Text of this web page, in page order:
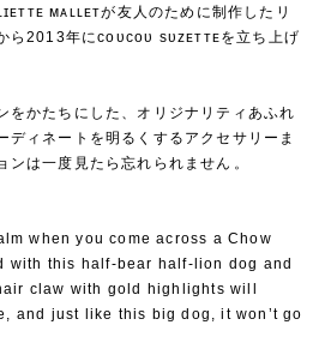
ᴍᴀʟʟᴇᴛが友人のために制作したリ
ら2013年にᴄᴏᴜᴄᴏᴜ sᴜᴢᴇᴛᴛᴇを立ち上げ
をかたちにした、オリジナリティあふれ
ディネートを明るくするアクセサリーま
ンは一度見たら忘れられません⁡。
when you come across a Chow
with this half-bear half-lion dog and
claw with gold highlights will
and just like this big dog, it won’t go